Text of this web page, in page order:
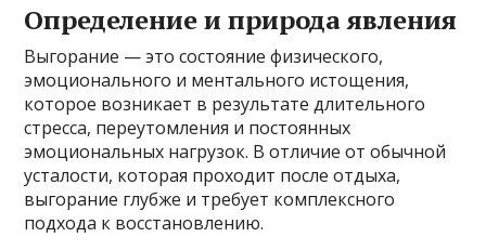
Определение и природа явления
Выгорание — это состояние физического,
эмоционального и ментального истощения,
которое возникает в результате длительного
стресса, переутомления и постоянных
эмоциональных нагрузок. В отличие от обычной
усталости, которая проходит после отдыха,
выгорание глубже и требует комплексного
подхода к восстановлению.